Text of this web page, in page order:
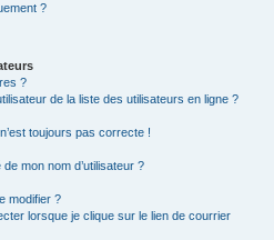
?
?
de la liste des utilisateurs en ligne ?
toujours pas correcte !
mon nom d’utilisateur ?
modifier ?
lorsque je clique sur le lien de courrier